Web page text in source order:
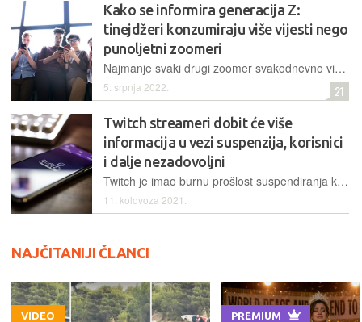
Kako se informira generacija Z:
tinejdžeri konzumiraju više vijesti nego
punoljetni zoomeri
Najmanje svaki drugi zoomer svakodnevno vidi vijesti na društvenim mrežama, često s TikToka, a dvije trećine najčešće ih dobiva putem push obavijesti
5. srpnja 2022. 21
Twitch streameri dobit će više
informacija u vezi suspenzija, korisnici
i dalje nezadovoljni
Twitch je imao burnu prošlost suspendiranja korisnika bez davanja konkretnih razloga, zbog čega su mnogi odlučili prijeći na druge streaming platforme
11. kolovoza 2021.
NAJČITANIJI ČLANCI
VIDEO PREMIUM